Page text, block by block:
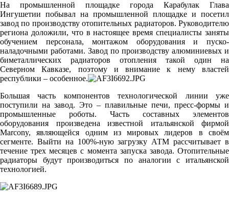
На промышленной площадке города Карабулак Глава
Ингушетии побывал на промышленной площадке и посетил
завод по производству отопительных радиаторов. Руководителю
региона доложили, что в настоящее время специалисты заняты
обучением персонала, монтажом оборудования и пуско-
наладочными работами. Завод по производству алюминиевых и
биметаллических радиаторов отопления такой один на
Северном Кавказе, поэтому и внимание к нему властей
республики – особенное.
Большая часть компонентов технологической линии уже
поступили на завод. Это – плавильные печи, пресс-формы и
промышленные роботы. Часть составных элементов
оборудования произведена известной итальянской фирмой
Marcony, являющейся одним из мировых лидеров в своём
сегменте. Выйти на 100%-ную загрузку АТМ рассчитывает в
течение трех месяцев с момента запуска завода. Отопительные
радиаторы будут производиться по аналогии с итальянской
технологией.